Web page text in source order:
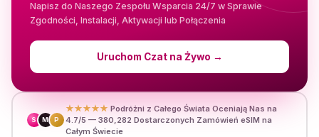
Napisz do Naszego Zespołu Wsparcia 24/7 w Sprawie
Zgodności, Instalacji, Aktywacji lub Połączenia
Uruchom Czat na Żywo →
S M P
★★★★★ Podróżni z Całego Świata Oceniają Nas na
4.7/5 — 380,282 Dostarczonych Zamówień eSIM na
Całym Świecie